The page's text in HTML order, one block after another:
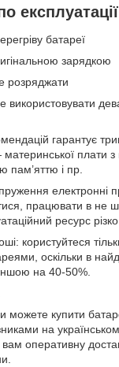
експлуатації
батареї
зарядкою
розряджати
використовувати
гарантує
плати
пам’яттю і пр.
електронні
працювати в не
ресурс
користуйтеся
оскільки в
на 40-50%.
можете купити
на
оперативну